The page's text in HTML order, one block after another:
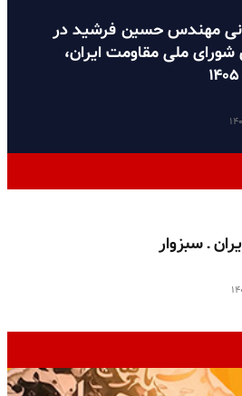
مهندس حسین فرشید در
ملی مقاومت ایران،
ـ سبزوار